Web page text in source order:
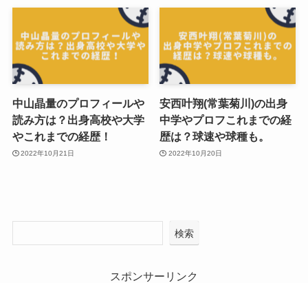
中山晶量のプロフィールや
読み方は？出身高校や大学
やこれまでの経歴！
2022年10月21日
安西叶翔(常葉菊川)の出身
中学やプロフこれまでの経
歴は？球速や球種も。
2022年10月20日
検索
スポンサーリンク